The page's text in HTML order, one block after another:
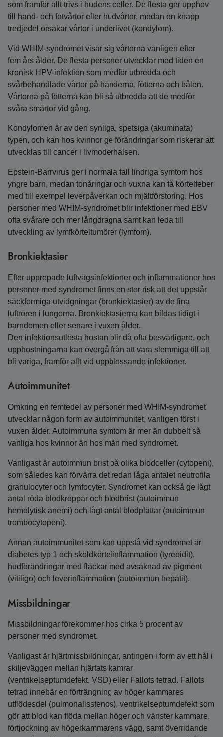
som framför allt trivs i hudens celler. De flesta ger upphov
till hand- och fotvårtor eller hudvårtor, medan en knapp
tredjedel orsakar vårtor i underlivet (kondylom).
Vid WHIM-syndromet visar sig vårtorna vanligen efter
fem års ålder. De flesta personer utvecklar med tiden en
kronisk HPV-infektion som medför utbredda och
svårbehandlade vårtor på händerna, fötterna och bålen.
Vårtorna på fötterna kan bli så utbredda att de medför
svåra smärtor vid gång.
Kondylomen är av den synliga, spetsiga (akuminata)
typen, och kan hos kvinnor ge förändringar som riskerar att
utvecklas till cancer i livmoderhalsen.
Epstein-Barrvirus ger i normala fall lindriga symtom hos
yngre barn, medan tonåringar och vuxna kan få körtelfeber
med till exempel leverpåverkan och mjältförstoring. Hos
personer med WHIM-syndromet blir infektioner med EBV
ofta svårare och mer långdragna samt kan leda till
utveckling av lymfkörteltumörer (lymfom).
Bronkiektasier
Efter upprepade luftvägsinfektioner och inflammationer hos
personer med syndromet finns en stor risk att det uppstår
säckformiga utvidgningar (bronkiektasier) av de fina
luftrören i lungorna. Bronkiektasierna kan bildas tidigt i
barndomen eller senare i vuxen ålder.
Den infektionsutlösta hostan blir då ofta besvärligare, och
upphostningarna kan övergå från att vara slemmiga till att
bli variga, framför allt vid uppblossande infektioner.
Autoimmunitet
Omkring en femtedel av personer med WHIM-syndromet
utvecklar någon form av autoimmunitet, vanligen först i
vuxen ålder. Autoimmuna symtom är mer än dubbelt så
vanliga hos kvinnor än hos män med syndromet.
Vanligast är autoimmun brist på olika blodceller (cytopeni),
som således kan förvärra det redan låga antalet neutrofila
granulocyter och lymfocyter. Syndromet kan också ge lågt
antal röda blodkroppar och blodbrist (autoimmun
hemolytisk anemi) och lågt antal blodplättar (autoimmun
trombocytopeni).
Annan autoimmunitet som kan uppstå vid syndromet är
diabetes typ 1 och sköldkörtelinflammation (tyreoidit),
hudförändringar med fläckar med avsaknad av pigment
(vitiligo) och leverinflammation (autoimmun hepatit).
Missbildningar
Missbildningar förekommer hos cirka 5 procent av
personer med syndromet.
Vanligast är hjärtmissbildningar, antingen i form av ett hål i
skiljeväggen mellan hjärtats kamrar
(ventrikelseptumdefekt, VSD) eller Fallots tetrad. Fallots
tetrad innebär en förträngning av höger kammares
utflödesdel (pulmonalisstenos), ventrikelseptumdefekt som
gör att blod kan flöda mellan höger och vänster kammare,
förtjockning av högerkammarens vägg, samt överridande